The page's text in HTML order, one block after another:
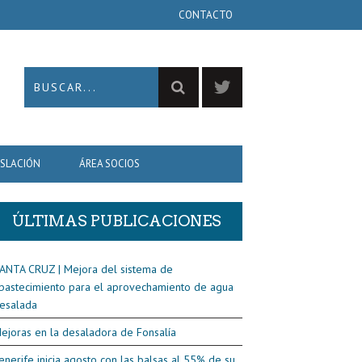
CONTACTO
ÁREA SOCIOS
ÚLTIMAS PUBLICACIONES
CRUZ | Mejora del sistema de
para el aprovechamiento de agua
en la desaladora de Fonsalía